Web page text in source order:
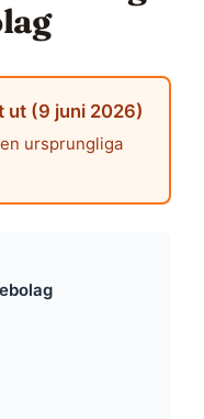
ut (9 juni 2026)
ursprungliga